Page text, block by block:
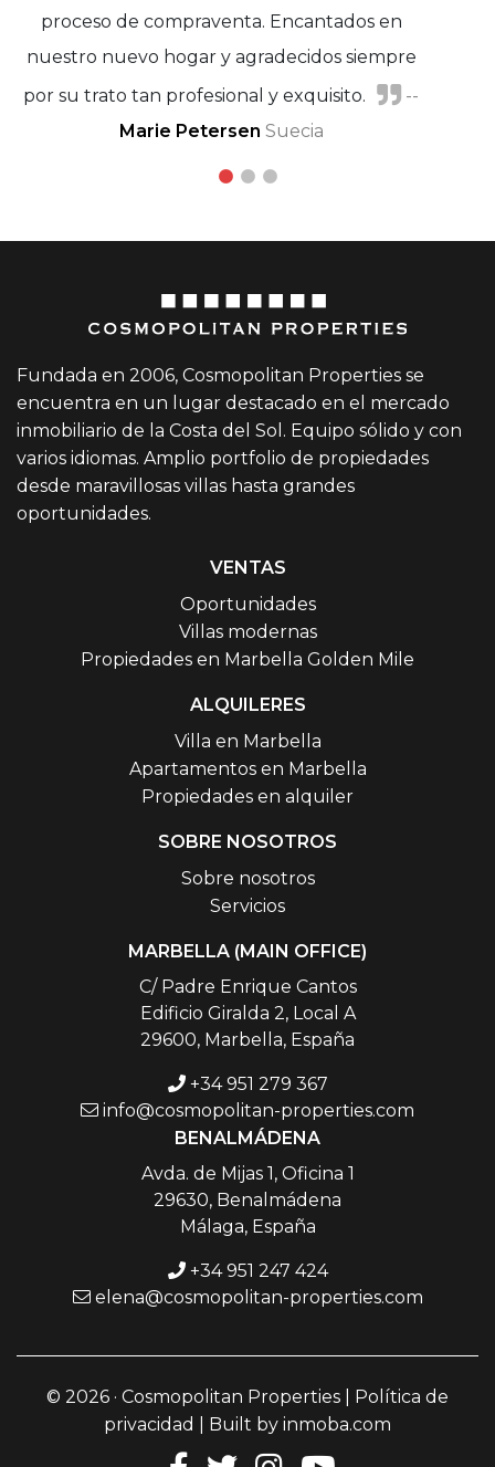
proceso de compraventa. Encantados en
nuestro nuevo hogar y agradecidos siempre
por su trato tan profesional y exquisito.
--
Marie Petersen Suecia
Marisa Adánez y Javier Moreno
Michel Rudolf
Fundada en 2006, Cosmopolitan Properties se
encuentra en un lugar destacado en el mercado
inmobiliario de la Costa del Sol. Equipo sólido y con
varios idiomas. Amplio portfolio de propiedades
desde maravillosas villas hasta grandes
oportunidades.
VENTAS
Oportunidades
Villas modernas
Propiedades en Marbella Golden Mile
ALQUILERES
Villa en Marbella
Apartamentos en Marbella
Propiedades en alquiler
SOBRE NOSOTROS
Sobre nosotros
Servicios
MARBELLA (MAIN OFFICE)
C/ Padre Enrique Cantos
Edificio Giralda 2, Local A
29600, Marbella, España
+34 951 279 367
info@cosmopolitan-properties.com
BENALMÁDENA
Avda. de Mijas 1, Oficina 1
29630, Benalmádena
Málaga, España
+34 951 247 424
elena@cosmopolitan-properties.com
© 2026 · Cosmopolitan Properties |
Política de
privacidad
| Built by inmoba.com